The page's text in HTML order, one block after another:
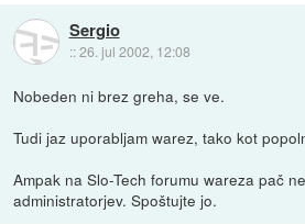
Sergio
::26. jul 2002, 12:08
Nobeden ni brez greha, se ve.
Tudi jaz uporabljam warez, tako kot
Ampak na Slo-Tech forumu wareza pač
administratorjev. Spoštujte jo.